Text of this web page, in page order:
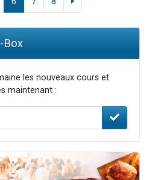
Box
les nouveaux cours et
maintenant :